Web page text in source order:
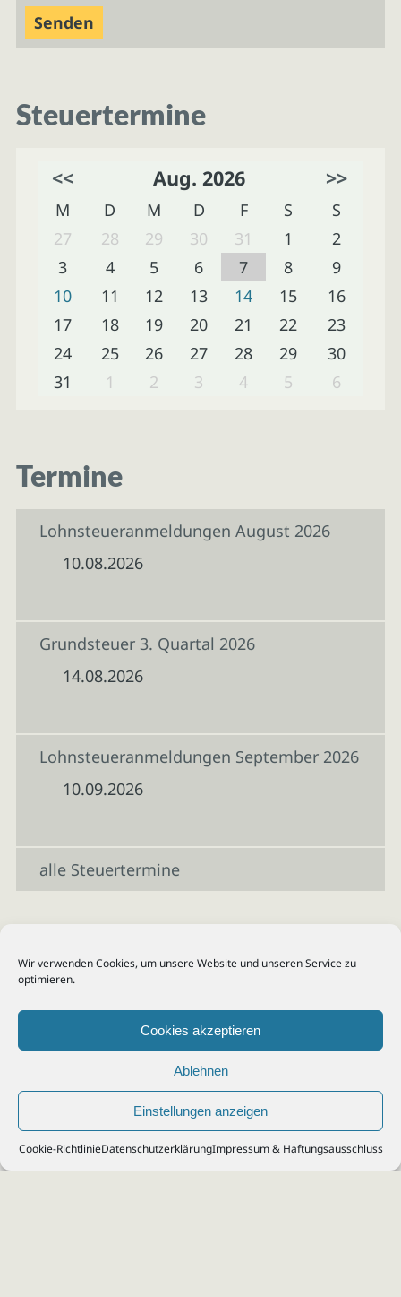
Wir verwenden Cookies, um unsere Website und unseren Service zu
optimieren.
Cookies akzeptieren
Ablehnen
Einstellungen anzeigen
Cookie-RichtlinieDatenschutzerklärungImpressum & Haftungsausschluss
Steuertermine
<< Aug. 2026 >>
M D M D F S
S
27
28 29 30 31 1
2
3
4 5 6 7 8
9
10
11 12 13 14 15
16
17
18 19 20 21 22
23
24
25 26 27 28 29
30
31
1 2 3 4 5 6
Termine
Lohnsteueranmeldungen August 2026
10.08.2026
Grundsteuer 3. Quartal 2026
14.08.2026
Lohnsteueranmeldungen September 2026
10.09.2026
alle Steuertermine
© 2026Steuerberater Kempf, Köln - Steuerberatung Poll, Porz, Deutz, Mülheim,